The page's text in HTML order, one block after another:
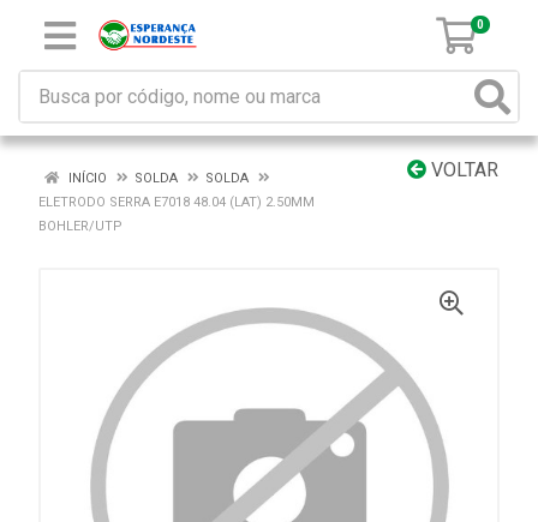
0
VOLTAR
INÍCIO SOLDA
SOLDA
ELETRODO SERRA E7018 48.04 (LAT) 2.50MM
BOHLER/UTP